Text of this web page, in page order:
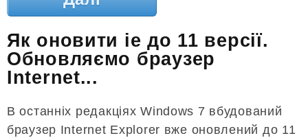
Як оновити ie до 11 версії.
Обновляємо браузер
Internet...
В останніх редакціях Windows 7 вбудований
браузер Internet Explorer вже оновлений до 11